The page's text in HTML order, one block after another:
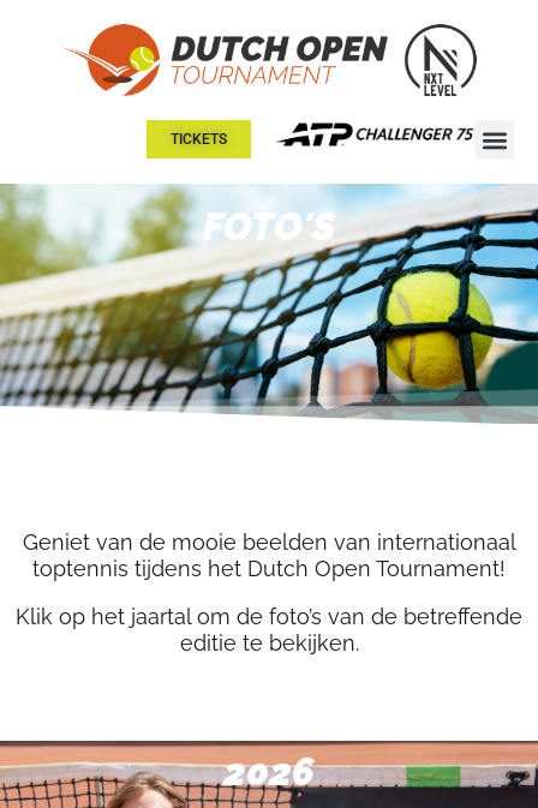
TICKETS
FOTO'S
Geniet van de mooie beelden van internationaal
toptennis tijdens het Dutch Open Tournament!
Klik op het jaartal om de foto’s van de betreffende
editie te bekijken.
2026